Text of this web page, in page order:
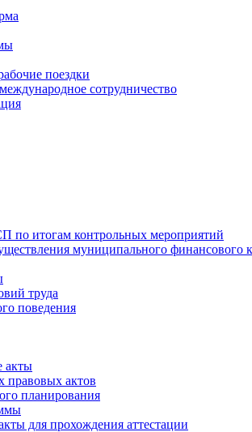
поездки
сотрудничество
по итогам контрольных мероприятий
муниципального финансового
труда
поведения
акты
актов
планирования
для прохождения аттестации